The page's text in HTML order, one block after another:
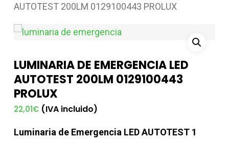
AUTOTEST 200LM 0129100443 PROLUX
LUMINARIA DE EMERGENCIA LED
AUTOTEST 200LM 0129100443
PROLUX
22,01€ (IVA incluido)
Luminaria de Emergencia LED AUTOTEST 1